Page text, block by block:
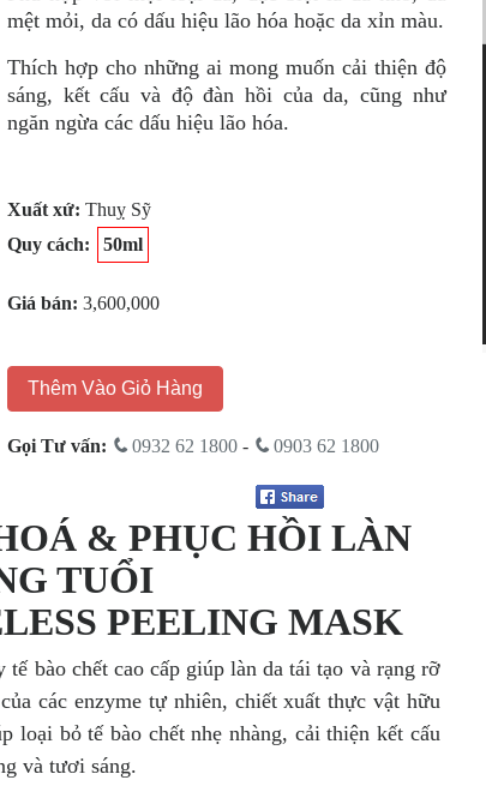
mệt mỏi, da có dấu hiệu lão hóa hoặc da xỉn màu.
Thích hợp cho những ai mong muốn cải thiện độ
sáng, kết cấu và độ đàn hồi của da, cũng như
ngăn ngừa các dấu hiệu lão hóa.
Xuất xứ:Thuỵ Sỹ
Quy cách:
50ml
Giá bán: 3,600,000
Thêm Vào Giỏ Hàng
Gọi Tư vấn: 0932 62 1800 - 0903 62 1800
& PHỤC HỒI LÀN
TUỔI
PEELING MASK
bào chết cao cấp giúp làn da tái tạo và rạng rỡ
các enzyme tự nhiên, chiết xuất thực vật hữu
loại bỏ tế bào chết nhẹ nhàng, cải thiện kết cấu
và tươi sáng.